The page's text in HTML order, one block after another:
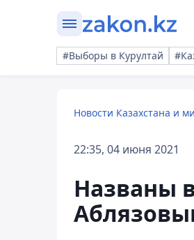
#Выборы в Курултай
Новости Казахстана и
22:35, 04 июня 2021
Названы